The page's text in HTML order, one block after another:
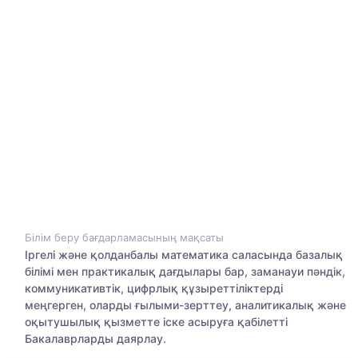
Білім беру бағдарламасының мақсаты
Іргелі және қолданбалы математика саласында базалық
білімі мен практикалық дағдылары бар, заманауи пәндік,
коммуникативтік, цифрлық құзыреттіліктерді
меңгерген, оларды ғылыми-зерттеу, аналитикалық және
оқытушылық қызметте іске асыруға қабілетті
Бакалаврларды даярлау.